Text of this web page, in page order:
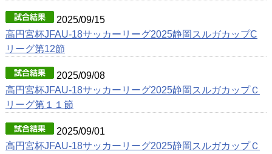
2025/09/15
高円宮杯JFAU-18サッカーリーグ2025静岡スルガカップC
リーグ第12節
2025/09/08
高円宮杯JFAU-18サッカーリーグ2025静岡スルガカップＣ
リーグ第１１節
2025/09/01
高円宮杯JFAU-18サッカーリーグ2025静岡スルガカップＣ